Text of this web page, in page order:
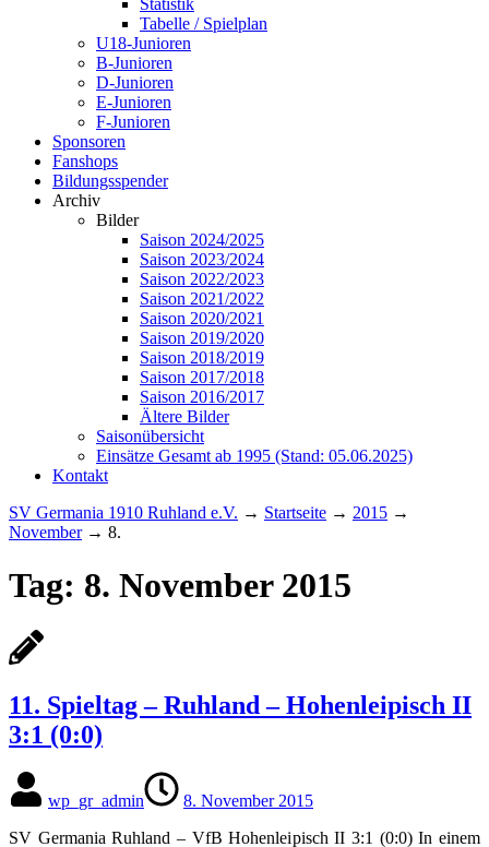
Tabelle / Spielplan
U18-Junioren
B-Junioren
D-Junioren
E-Junioren
F-Junioren
Sponsoren
Fanshops
Bildungsspender
Archiv
Bilder
Saison 2024/2025
Saison 2023/2024
Saison 2022/2023
Saison 2021/2022
Saison 2020/2021
Saison 2019/2020
Saison 2018/2019
Saison 2017/2018
Saison 2016/2017
Ältere Bilder
Saisonübersicht
Einsätze Gesamt ab 1995 (Stand: 05.06.2025)
Kontakt
SV Germania 1910 Ruhland e.V. → Startseite → 2015 →
November→ 8.
Tag: 8. November 2015
11. Spieltag – Ruhland – Hohenleipisch II
3:1 (0:0)
wp_gr_admin
8. November 2015
SV Germania Ruhland – VfB Hohenleipisch II 3:1 (0:0) In einem